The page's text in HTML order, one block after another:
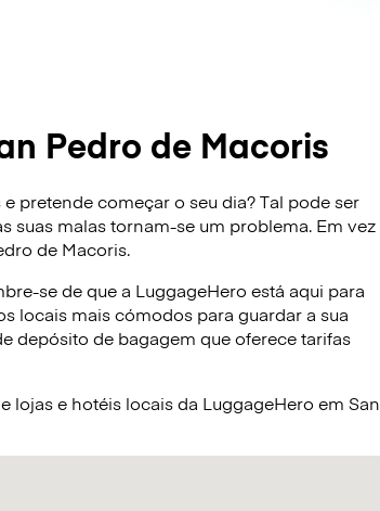
Pedro de Macoris
pretende começar o seu dia? Tal pode ser
suas malas tornam-se um problema. Em vez
de Macoris.
se de que a LuggageHero está aqui para
locais mais cómodos para guardar a sua
depósito de bagagem que oferece tarifas
lojas e hotéis locais da LuggageHero em San